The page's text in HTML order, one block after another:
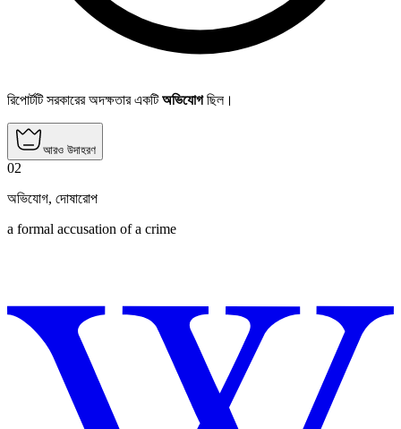
রিপোর্টটি সরকারের অদক্ষতার একটিঅভিযোগছিল।
আরও উদাহরণ
02
অভিযোগ, দোষারোপ
a formal accusation of a crime